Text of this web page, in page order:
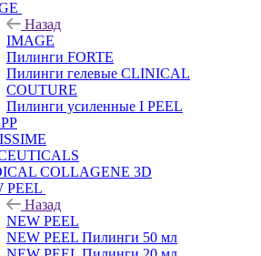
Назад
IMAGE
Пилинги FORTE
Пилинги гелевые CLINICAL
COUTURE
Пилинги усиленные I PEEL
COLLAGENE 3D
PEEL
Назад
NEW PEEL
NEW PEEL Пилинги 50 мл